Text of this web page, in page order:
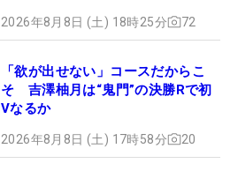
2026年8月8日 (土) 18時25分 72
「欲が出せない」コースだからこ
そ 吉澤柚月は“鬼門”の決勝Rで初
Vなるか
2026年8月8日 (土) 17時58分 20